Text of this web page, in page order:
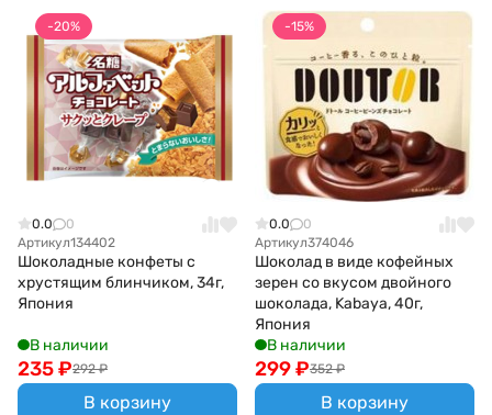
-20%
0.0
0
Артикул134402
Шоколадные конфеты с
хрустящим блинчиком, 34г,
Япония
В наличии
292 ₽
235₽
В корзину
-15%
0.0
0
Артикул374046
Шоколад в виде кофейных
зерен со вкусом двойного
шоколада, Kabaya, 40г,
Япония
В наличии
352 ₽
299₽
В корзину